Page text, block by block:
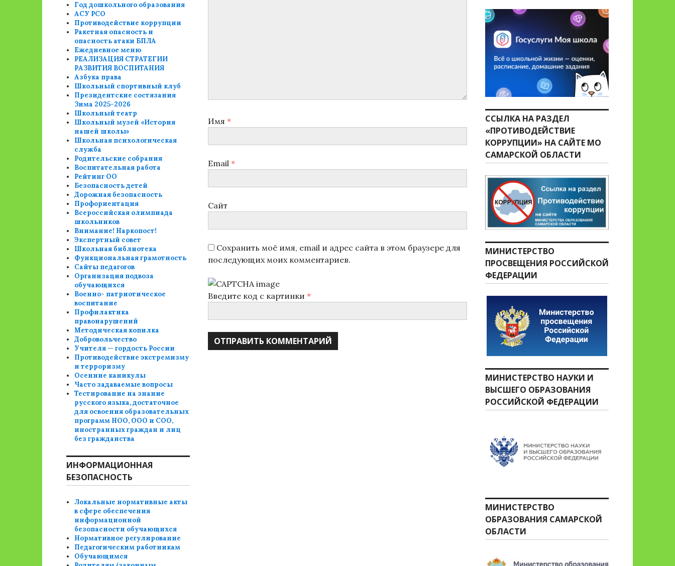
Имя *
Email *
Сайт
Сохранить моё имя, email и адрес сайта в этом браузере для
последующих моих комментариев.
Введите код с картинки *
Год дошкольного образования
АСУ РСО
Противодействие коррупции
Ракетная опасность и
опасность атаки БПЛА
Ежедневное меню
РЕАЛИЗАЦИЯ СТРАТЕГИИ
РАЗВИТИЯ ВОСПИТАНИЯ
Азбука права
Школьный спортивный клуб
Президентские состязания
Зима 2025-2026
Школьный театр
Школьный музей «История
нашей школы»
Школьная психологическая
служба
Родительские собрания
Воспитательная работа
Рейтинг ОО
Безопасность детей
Дорожная безопасность
Профориентация
Всероссийская олимпиада
школьников
Внимание! Наркопост!
Экспертный совет
Школьная библиотека
Функциональная грамотность
Сайты педагогов
Организация подвоза
обучающихся
Военно- патриотическое
воспитание
Профилактика
правонарушений
Методическая копилка
Добровольчество
Учителя — гордость России
Противодействие экстремизму
и терроризму
Осенние каникулы
Часто задаваемые вопросы
Тестирование на знание
русского языка, достаточное
для освоения образовательных
программ НОО, ООО и СОО,
иностранных граждан и лиц
без гражданства
ИНФОРМАЦИОННАЯ
БЕЗОПАСНОСТЬ
Локальные нормативные акты
в сфере обеспечения
информационной
безопасности обучающихся
Нормативное регулирование
Педагогическим работникам
Обучающимся
ССЫЛКА НА РАЗДЕЛ
«ПРОТИВОДЕЙСТВИЕ
КОРРУПЦИИ» НА САЙТЕ МО
САМАРСКОЙ ОБЛАСТИ
МИНИСТЕРСТВО
ПРОСВЕЩЕНИЯ РОССИЙСКОЙ
ФЕДЕРАЦИИ
МИНИСТЕРСТВО НАУКИ И
ВЫСШЕГО ОБРАЗОВАНИЯ
РОССИЙСКОЙ ФЕДЕРАЦИИ
МИНИСТЕРСТВО
ОБРАЗОВАНИЯ САМАРСКОЙ
ОБЛАСТИ